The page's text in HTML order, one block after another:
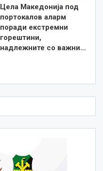
Цела Македонија под
портокалов аларм
поради екстремни
горештини,
надлежните со важни…